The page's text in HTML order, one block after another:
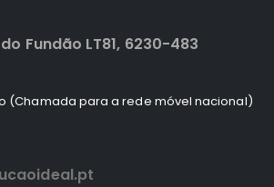
Fundão LT81, 6230-483
(Chamada para a rede móvel nacional)